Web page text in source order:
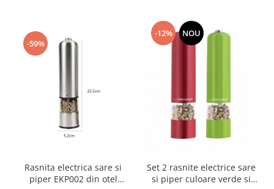
-59%
Rasnita electrica sare si
piper EKP002 din otel
-12% NOU
Set 2 rasnite electrice sare
si piper culoare verde si